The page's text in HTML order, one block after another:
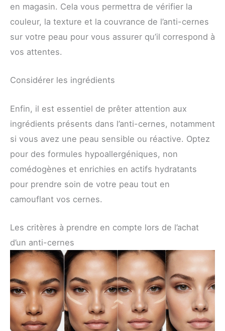
en magasin. Cela vous permettra de vérifier la
couleur, la texture et la couvrance de l’anti-cernes
sur votre peau pour vous assurer qu’il correspond à
vos attentes.
Considérer les ingrédients
Enfin, il est essentiel de prêter attention aux
ingrédients présents dans l’anti-cernes, notamment
si vous avez une peau sensible ou réactive. Optez
pour des formules hypoallergéniques, non
comédogènes et enrichies en actifs hydratants
pour prendre soin de votre peau tout en
camouflant vos cernes.
Les critères à prendre en compte lors de l’achat
d’un anti-cernes